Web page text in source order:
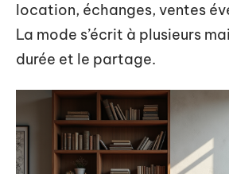
location, échanges, ventes
La mode s’écrit à plusieurs
durée et le partage.